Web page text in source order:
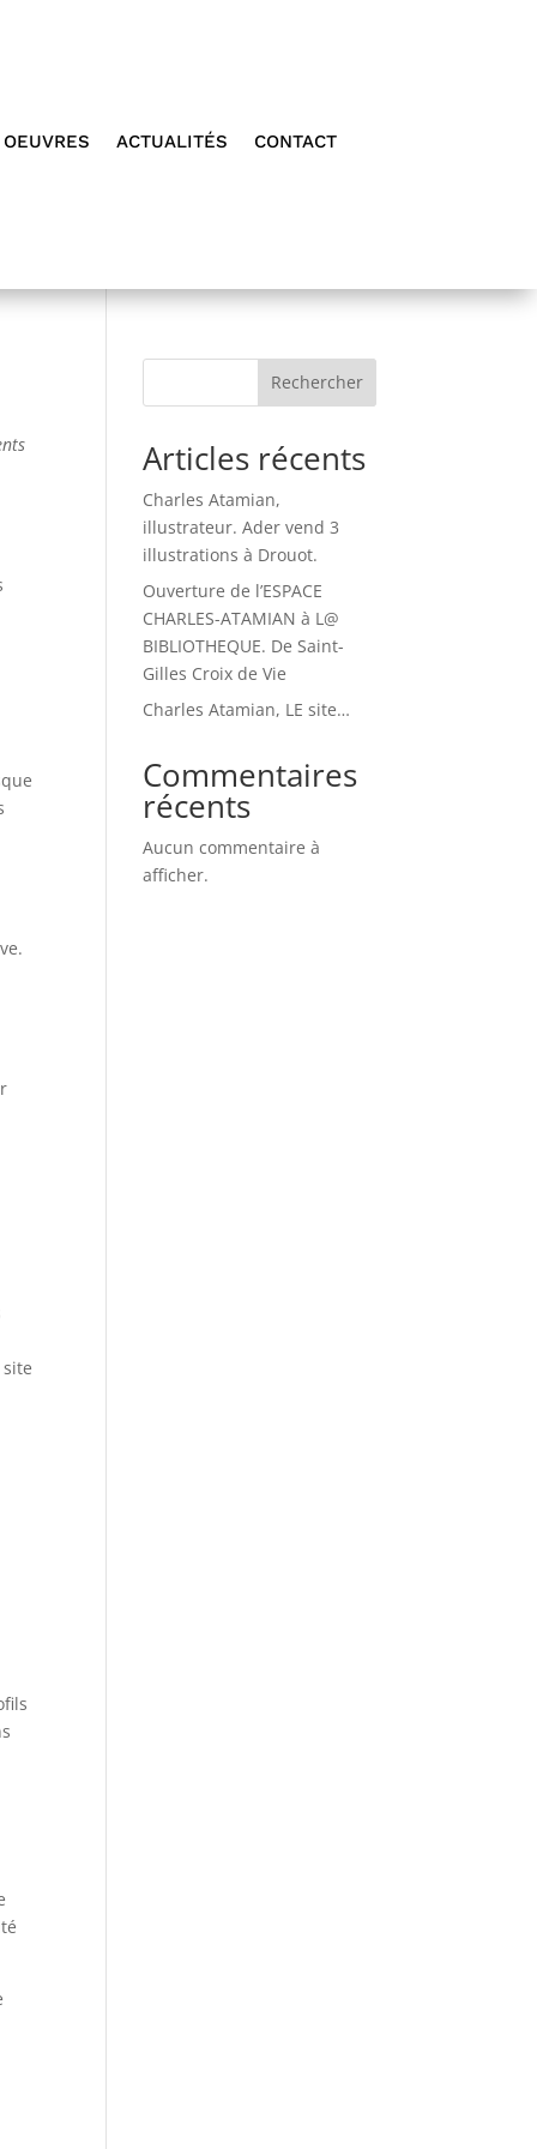
OEUVRES ACTUALITÉS CONTACT
Rechercher
Articles récents
Charles Atamian,
illustrateur. Ader vend 3
illustrations à Drouot.
Ouverture de l’ESPACE
CHARLES-ATAMIAN à L@
BIBLIOTHEQUE. De Saint-
Gilles Croix de Vie
Charles Atamian, LE site…
Commentaires
récents
Aucun commentaire à
afficher.